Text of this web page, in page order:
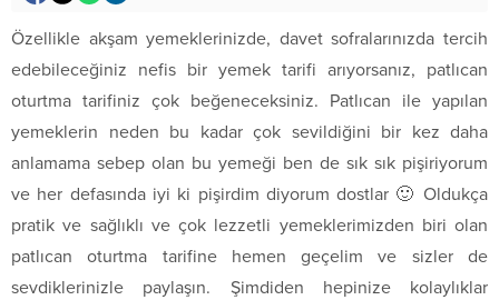
Özellikle akşam yemeklerinizde, davet sofralarınızda tercih
edebileceğiniz nefis bir yemek tarifi arıyorsanız, patlıcan
oturtma tarifiniz çok beğeneceksiniz. Patlıcan ile yapılan
yemeklerin neden bu kadar çok sevildiğini bir kez daha
anlamama sebep olan bu yemeği ben de sık sık pişiriyorum
ve her defasında iyi ki pişirdim diyorum dostlar 🙂 Oldukça
pratik ve sağlıklı ve çok lezzetli yemeklerimizden biri olan
patlıcan oturtma tarifine hemen geçelim ve sizler de
sevdiklerinizle paylaşın. Şimdiden hepinize kolaylıklar